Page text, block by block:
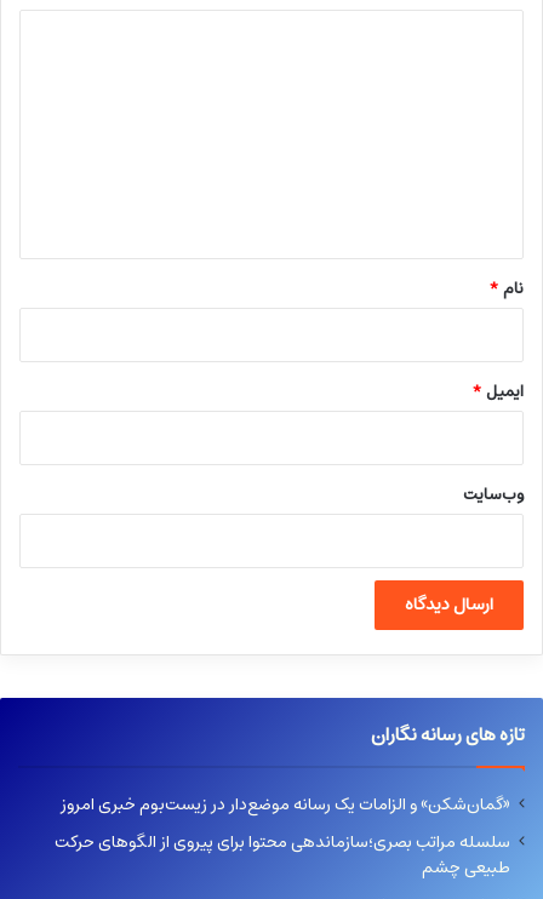
نام*
ایمیل*
وب‌سایت
تازه های رسانه نگاران
«گمان‌شکن» و الزامات یک رسانه موضع‌دار در زیست‌بوم خبری امروز
سلسله مراتب بصری؛سازماندهی محتوا برای پیروی از الگوهای حرکت
طبیعی چشم